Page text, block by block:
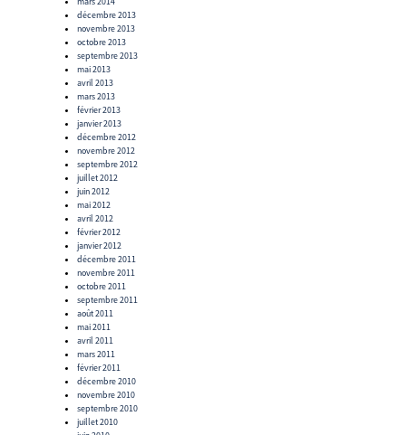
décembre 2013
novembre 2013
octobre 2013
septembre 2013
mai 2013
avril 2013
mars 2013
février 2013
janvier 2013
décembre 2012
novembre 2012
septembre 2012
juillet 2012
juin 2012
mai 2012
avril 2012
février 2012
janvier 2012
décembre 2011
novembre 2011
octobre 2011
septembre 2011
août 2011
mai 2011
avril 2011
mars 2011
février 2011
décembre 2010
novembre 2010
septembre 2010
juillet 2010